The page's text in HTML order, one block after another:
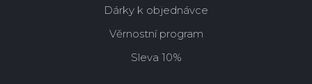
Dárky k objednávce
Věrnostní program
Sleva 10%